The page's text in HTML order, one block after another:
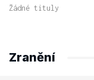
Žádné tituly
Zranění